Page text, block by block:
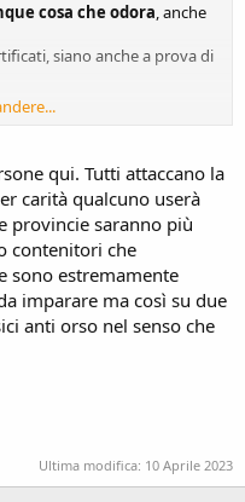
cosa che odora, anche
siano anche a prova di
di speck l'orso lo
di notte, sia mai che
qui. Tutti attaccano la
carità qualcuno userà
provincie saranno più
contenitori che
sono estremamente
imparare ma così su due
anti orso nel senso che
Ultima modifica: 10 Aprile 2023